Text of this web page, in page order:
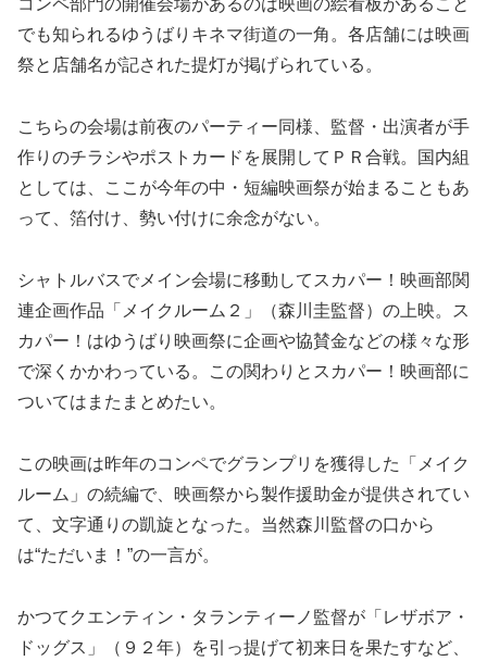
コンペ部門の開催会場があるのは映画の絵看板があること
でも知られるゆうばりキネマ街道の一角。各店舗には映画
祭と店舗名が記された提灯が掲げられている。
こちらの会場は前夜のパーティー同様、監督・出演者が手
作りのチラシやポストカードを展開してＰＲ合戦。国内組
としては、ここが今年の中・短編映画祭が始まることもあ
って、箔付け、勢い付けに余念がない。
シャトルバスでメイン会場に移動してスカパー！映画部関
連企画作品「メイクルーム２」（森川圭監督）の上映。ス
カパー！はゆうばり映画祭に企画や協賛金などの様々な形
で深くかかわっている。この関わりとスカパー！映画部に
ついてはまたまとめたい。
この映画は昨年のコンペでグランプリを獲得した「メイク
ルーム」の続編で、映画祭から製作援助金が提供されてい
て、文字通りの凱旋となった。当然森川監督の口から
は“ただいま！”の一言が。
かつてクエンティン・タランティーノ監督が「レザボア・
ドッグス」（９２年）を引っ提げて初来日を果たすなど、